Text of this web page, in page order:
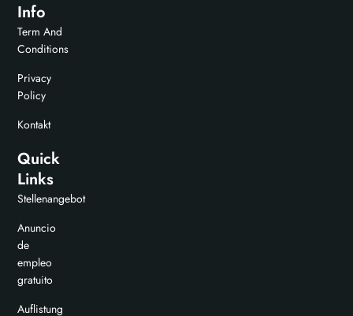
Info
Term And
Conditions
Privacy
Policy
Kontakt
Quick
Links
Stellenangebot
Anuncio
de
empleo
gratuito
Auflistung